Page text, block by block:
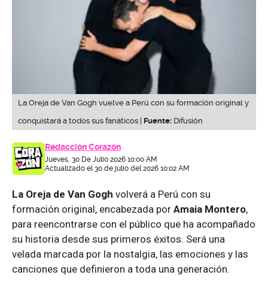
La Oreja de Van Gogh vuelve a Perú con su formación original y
conquistará a todos sus fanáticos | Fuente: Difusión
Redacción Corazón
Jueves, 30 De Julio 2026 10:00 AM
Actualizado el 30 de julio del 2026 10:02 AM
La Oreja de Van Gogh volverá a Perú con su
formación original, encabezada por Amaia Montero,
para reencontrarse con el público que ha acompañado
su historia desde sus primeros éxitos. Será una
velada marcada por la nostalgia, las emociones y las
canciones que definieron a toda una generación.